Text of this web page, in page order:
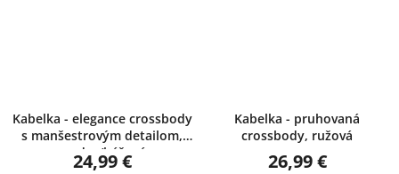
Kabelka - elegance crossbody
s manšestrovým detailom,
modro/béžová
24,99 €
Kabelka - pruhovaná
crossbody, ružová
26,99 €